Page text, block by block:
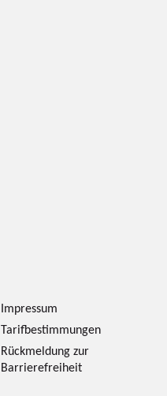
Impressum
Tarifbestimmungen
Rückmeldung zur
Barrierefreiheit